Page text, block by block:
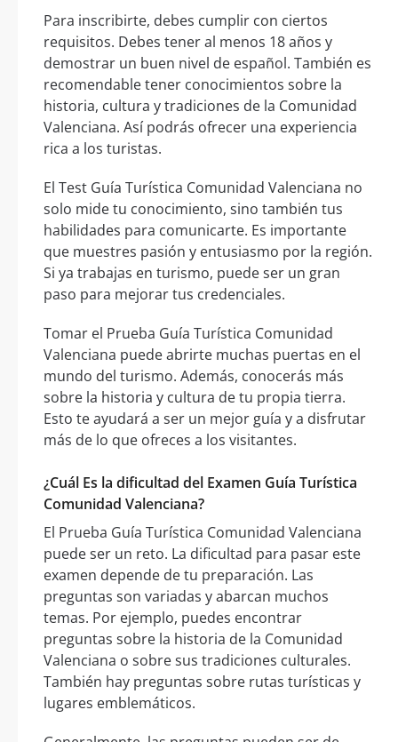
Para inscribirte, debes cumplir con ciertos
requisitos. Debes tener al menos 18 años y
demostrar un buen nivel de español. También es
recomendable tener conocimientos sobre la
historia, cultura y tradiciones de la Comunidad
Valenciana. Así podrás ofrecer una experiencia
rica a los turistas.
El Test Guía Turística Comunidad Valenciana no
solo mide tu conocimiento, sino también tus
habilidades para comunicarte. Es importante
que muestres pasión y entusiasmo por la región.
Si ya trabajas en turismo, puede ser un gran
paso para mejorar tus credenciales.
Tomar el Prueba Guía Turística Comunidad
Valenciana puede abrirte muchas puertas en el
mundo del turismo. Además, conocerás más
sobre la historia y cultura de tu propia tierra.
Esto te ayudará a ser un mejor guía y a disfrutar
más de lo que ofreces a los visitantes.
¿Cuál Es la dificultad del Examen Guía Turística
Comunidad Valenciana?
El Prueba Guía Turística Comunidad Valenciana
puede ser un reto. La dificultad para pasar este
examen depende de tu preparación. Las
preguntas son variadas y abarcan muchos
temas. Por ejemplo, puedes encontrar
preguntas sobre la historia de la Comunidad
Valenciana o sobre sus tradiciones culturales.
También hay preguntas sobre rutas turísticas y
lugares emblemáticos.